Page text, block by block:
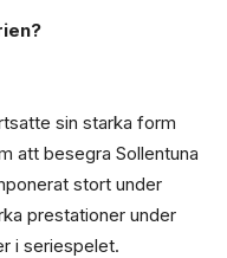
sin starka form
att besegra Sollentuna
stort under
prestationer under
i seriespelet.